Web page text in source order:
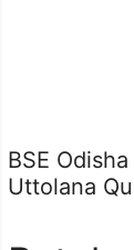
BSE
Uttolana